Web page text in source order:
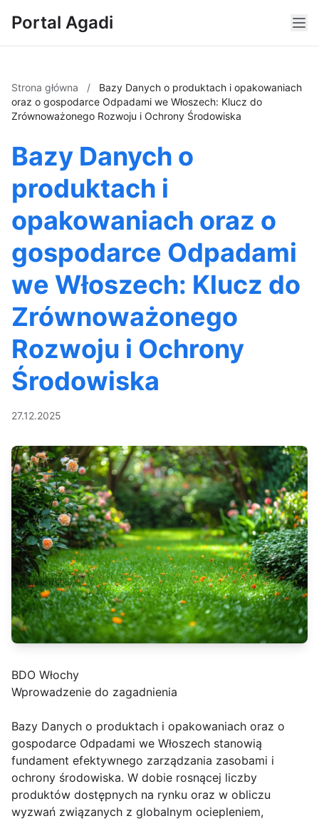
Portal Agadi
Strona główna /
Bazy Danych o produktach i opakowaniach
oraz o gospodarce Odpadami we Włoszech: Klucz do
Zrównoważonego Rozwoju i Ochrony Środowiska
Bazy Danych o
produktach i
opakowaniach oraz o
gospodarce Odpadami
we Włoszech: Klucz do
Zrównoważonego
Rozwoju i Ochrony
Środowiska
27.12.2025
BDO Włochy
Wprowadzenie do zagadnienia
Bazy Danych o produktach i opakowaniach oraz o
gospodarce Odpadami we Włoszech stanowią
fundament efektywnego zarządzania zasobami i
ochrony środowiska. W dobie rosnącej liczby
produktów dostępnych na rynku oraz w obliczu
wyzwań związanych z globalnym ociepleniem,